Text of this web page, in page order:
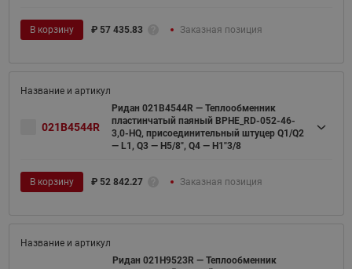
В корзину ₽ 57 435.83 Заказная позиция
021B4544R
Ридан 021B4544R — Теплообменник
пластинчатый паяный BPHE_RD-052-46-
3,0-HQ, присоединительный штуцер Q1/Q2
— L1, Q3 — H5/8", Q4 — H1"3/8
В корзину ₽ 52 842.27 Заказная позиция
Ридан 021H9523R — Теплообменник